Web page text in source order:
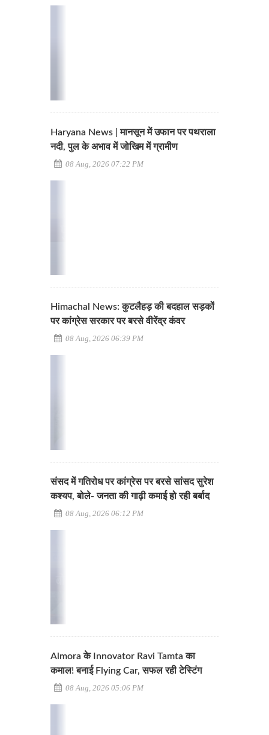
Haryana News | मानसून में उफान पर पथराला
नदी, पुल के अभाव में जोखिम में ग्रामीण
08 Aug, 2026 07:22 PM
Himachal News: कुटलैहड़ की बदहाल सड़कों
पर कांग्रेस सरकार पर बरसे वीरेंद्र कंवर
08 Aug, 2026 06:39 PM
संसद में गतिरोध पर कांग्रेस पर बरसे सांसद सुरेश
कश्यप, बोले- जनता की गाढ़ी कमाई हो रही बर्बाद
08 Aug, 2026 06:12 PM
Almora के Innovator Ravi Tamta का
कमाल! बनाई Flying Car, सफल रही टेस्टिंग
08 Aug, 2026 05:06 PM